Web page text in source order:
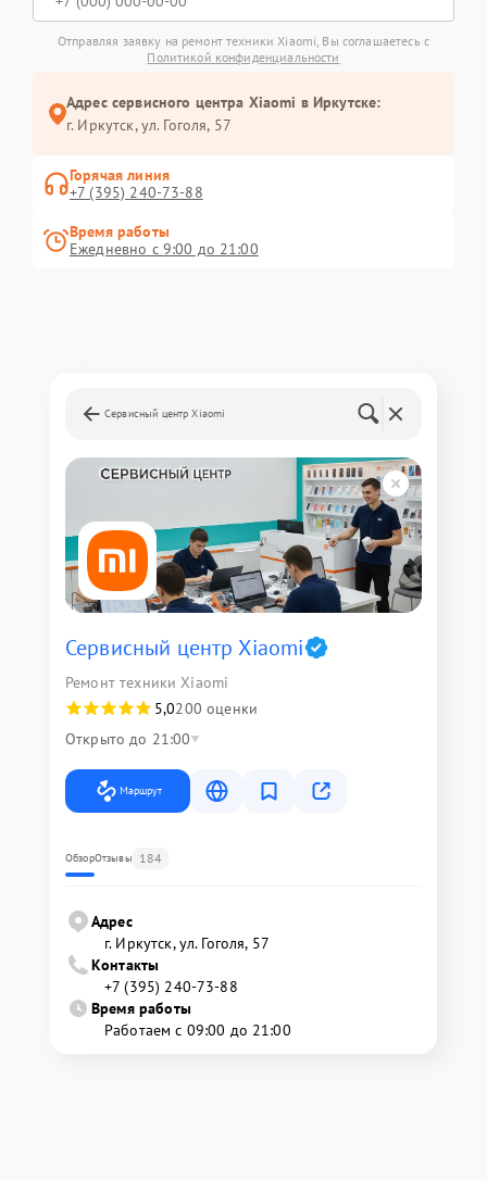
Отправляя заявку на ремонт техники Xiaomi, Вы соглашаетесь с
Политикой конфиденциальности
Адрес сервисного центра Xiaomi в Иркутске:
г. Иркутск, ул. ​Гоголя, 57
Горячая линия
+7 (395) 240-73-88
Время работы
Ежедневно с 9:00 до 21:00
Сервисный центр Xiaomi
Сервисный центр Xiaomi
Ремонт техники Xiaomi
5,0200 оценки
Открыто до 21:00
Маршрут
ОбзорОтзывы 184
Адрес
г. Иркутск, ул. ​Гоголя, 57
Контакты
+7 (395) 240-73-88
Время работы
Работаем с 09:00 до 21:00